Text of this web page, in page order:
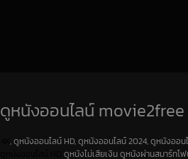
ดูหนังออนไลน์ movie2free
, ดูหนังออนไลน์ HD, ดูหนังออนไลน์ 2024, ดูหนังออ
ดูหนังไม่เสียเงิน ดูหนังผ่านสมาร์ทโ